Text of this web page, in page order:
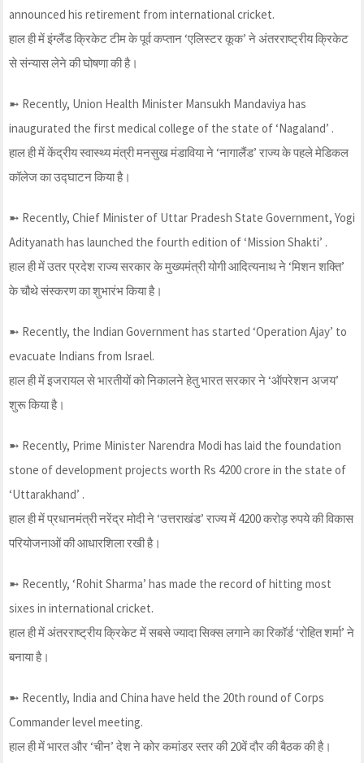
announced his retirement from international cricket.
हाल ही में इंग्लैंड क्रिकेट टीम के पूर्व कप्तान ‘एलिस्टर कूक’ ने अंतरराष्ट्रीय क्रिकेट
से संन्यास लेने की घोषणा की है।
➼ Recently, Union Health Minister Mansukh Mandaviya has
inaugurated the first medical college of the state of ‘Nagaland’ .
हाल ही में केंद्रीय स्वास्थ्य मंत्री मनसुख मंडाविया ने ‘नागालैंड’ राज्य के पहले मेडिकल
कॉलेज का उद्घाटन किया है।
➼ Recently, Chief Minister of Uttar Pradesh State Government, Yogi
Adityanath has launched the fourth edition of ‘Mission Shakti’ .
हाल ही में उतर प्रदेश राज्य सरकार के मुख्यमंत्री योगी आदित्यनाथ ने ‘मिशन शक्ति’
के चौथे संस्करण का शुभारंभ किया है।
➼ Recently, the Indian Government has started ‘Operation Ajay’ to
evacuate Indians from Israel.
हाल ही में इजरायल से भारतीयों को निकालने हेतु भारत सरकार ने ‘ऑपरेशन अजय’
शुरू किया है।
➼ Recently, Prime Minister Narendra Modi has laid the foundation
stone of development projects worth Rs 4200 crore in the state of
‘Uttarakhand’ .
हाल ही में प्रधानमंत्री नरेंद्र मोदी ने ‘उत्तराखंड’ राज्य में 4200 करोड़ रुपये की विकास
परियोजनाओं की आधारशिला रखी है।
➼ Recently, ‘Rohit Sharma’ has made the record of hitting most
sixes in international cricket.
हाल ही में अंतरराष्ट्रीय क्रिकेट में सबसे ज्यादा सिक्स लगाने का रिकॉर्ड ‘रोहित शर्मा’ ने
बनाया है।
➼ Recently, India and China have held the 20th round of Corps
Commander level meeting.
हाल ही में भारत और ‘चीन’ देश ने कोर कमांडर स्तर की 20वें दौर की बैठक की है।